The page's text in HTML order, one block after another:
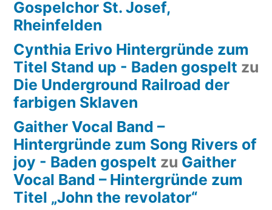
Gospelchor St. Josef,
Rheinfelden
Cynthia Erivo Hintergründe zum
Titel Stand up - Baden gospelt zu
Die Underground Railroad der
farbigen Sklaven
Gaither Vocal Band –
Hintergründe zum Song Rivers of
joy - Baden gospelt zu Gaither
Vocal Band – Hintergründe zum
Titel „John the revolator“